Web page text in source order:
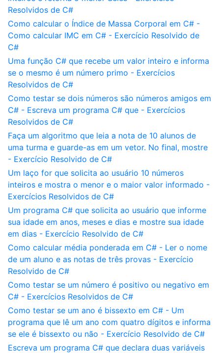
Resolvidos de C#
Como calcular o Índice de Massa Corporal em C# -
Como calcular IMC em C# - Exercício Resolvido de
C#
Uma função C# que recebe um valor inteiro e informa
se o mesmo é um número primo - Exercícios
Resolvidos de C#
Como testar se dois números são números amigos em
C# - Escreva um programa C# que - Exercícios
Resolvidos de C#
Faça um algoritmo que leia a nota de 10 alunos de
uma turma e guarde-as em um vetor. No final, mostre
- Exercício Resolvido de C#
Um laço for que solicita ao usuário 10 números
inteiros e mostra o menor e o maior valor informado -
Exercícios Resolvidos de C#
Um programa C# que solicita ao usuário que informe
sua idade em anos, meses e dias e mostre sua idade
em dias - Exercício Resolvido de C#
Como calcular média ponderada em C# - Ler o nome
de um aluno e as notas de três provas - Exercício
Resolvido de C#
Como testar se um número é positivo ou negativo em
C# - Exercícios Resolvidos de C#
Como testar se um ano é bissexto em C# - Um
programa que lê um ano com quatro dígitos e informa
se ele é bissexto ou não - Exercício Resolvido de C#
Escreva um programa C# que declara duas variáveis